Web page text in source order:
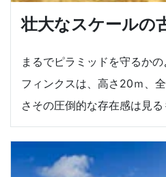
壮大なスケールの
まるでピラミッドを守るか
フィンクスは、高さ20ｍ、
さその圧倒的な存在感は見る